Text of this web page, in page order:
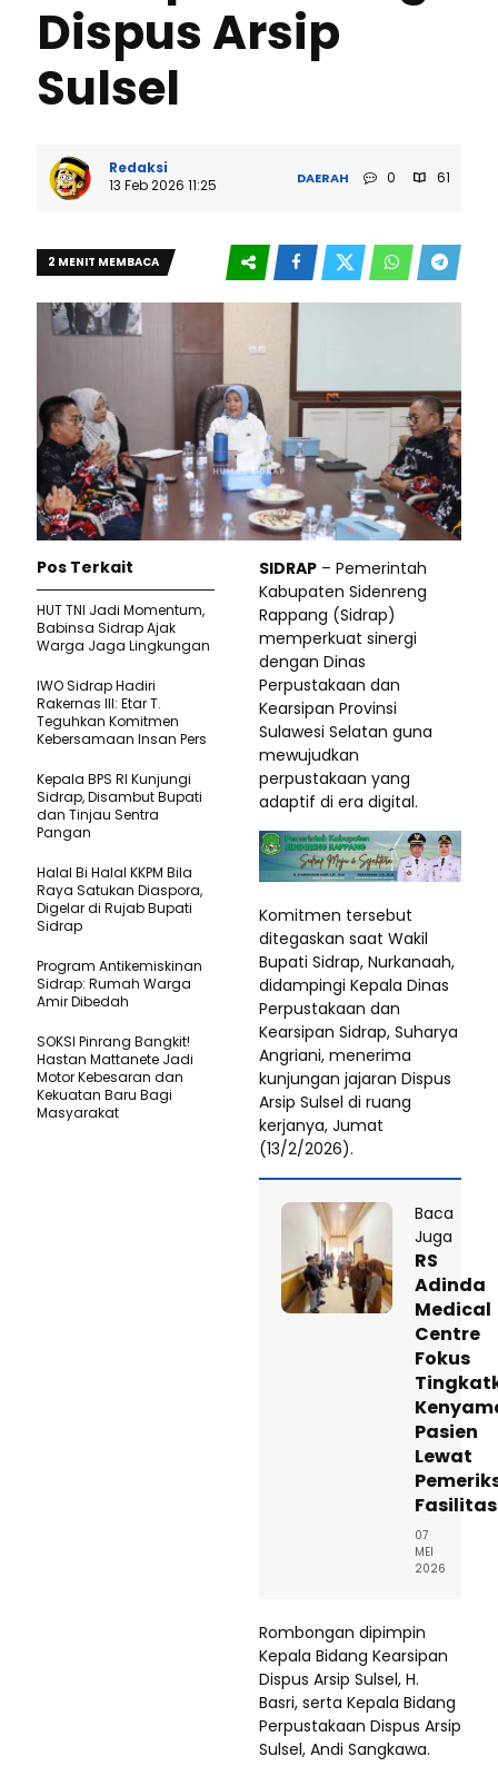
Dispus Arsip
Sulsel
Redaksi
13 Feb 2026 11:25
DAERAH 0 61
2 MENIT MEMBACA
SIDRAP – Pemerintah
Kabupaten Sidenreng
Rappang (Sidrap)
memperkuat sinergi
dengan Dinas
Perpustakaan dan
Kearsipan Provinsi
Sulawesi Selatan guna
mewujudkan
perpustakaan yang
adaptif di era digital.
Komitmen tersebut
ditegaskan saat Wakil
Bupati Sidrap, Nurkanaah,
didampingi Kepala Dinas
Perpustakaan dan
Kearsipan Sidrap, Suharya
Angriani, menerima
kunjungan jajaran Dispus
Arsip Sulsel di ruang
kerjanya, Jumat
(13/2/2026).
Baca
Juga
RS
Adinda
Medical
Centre
Fokus
Pasien
Lewat
Fasilitas
07
MEI
2026
Rombongan dipimpin
Kepala Bidang Kearsipan
Dispus Arsip Sulsel, H.
Basri, serta Kepala Bidang
Perpustakaan Dispus Arsip
Sulsel, Andi Sangkawa.
Pos Terkait
HUT TNI Jadi Momentum,
Babinsa Sidrap Ajak
Warga Jaga Lingkungan
IWO Sidrap Hadiri
Rakernas III: Etar T.
Teguhkan Komitmen
Kebersamaan Insan Pers
Kepala BPS RI Kunjungi
Sidrap, Disambut Bupati
dan Tinjau Sentra
Pangan
Halal Bi Halal KKPM Bila
Raya Satukan Diaspora,
Digelar di Rujab Bupati
Sidrap
Program Antikemiskinan
Sidrap: Rumah Warga
Amir Dibedah
SOKSI Pinrang Bangkit!
Hastan Mattanete Jadi
Motor Kebesaran dan
Kekuatan Baru Bagi
Masyarakat